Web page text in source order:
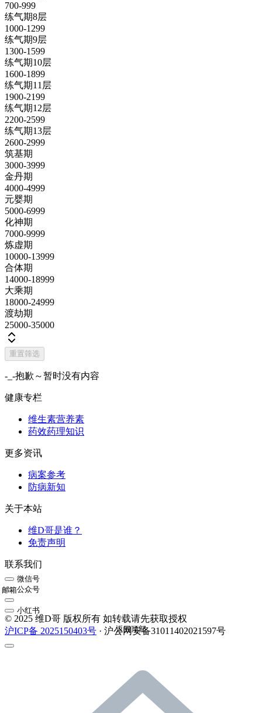
700-999
练气期8层
1000-1299
练气期9层
1300-1599
练气期10层
1600-1899
练气期11层
1900-2199
练气期12层
2200-2599
练气期13层
2600-2999
筑基期
3000-3999
金丹期
4000-4999
元婴期
5000-6999
化神期
7000-9999
炼虚期
10000-13999
合体期
14000-18999
大乘期
18000-24999
渡劫期
25000-35000
重置筛选
-_-抱歉～暂时没有内容
健康专栏
维生素营养素
药效药理知识
更多资讯
病案参考
防病新知
关于本站
维D哥是谁？
免责声明
联系我们
微信号
公众号
邮箱
小红书
© 2025 维D哥 版权所有 如转载请先获取授权
沪ICP备 2025150403号 · 沪公网安备31011402021597号
返回顶部